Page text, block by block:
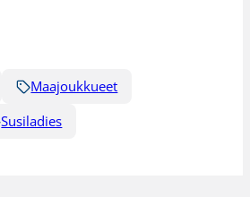
Maajoukkueet
Susiladies